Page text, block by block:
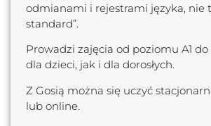
odmianami i rejestrami języka, nie
standard”.
Prowadzi zajęcia od poziomu A1
dla dzieci, jak i dla dorosłych.
Z Gosią można się uczyć
lub online.